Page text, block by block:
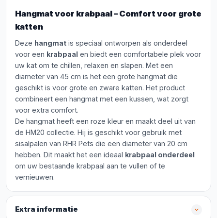
Hangmat voor krabpaal – Comfort voor grote
katten
Deze hangmat is speciaal ontworpen als onderdeel
voor een krabpaal en biedt een comfortabele plek voor
uw kat om te chillen, relaxen en slapen. Met een
diameter van 45 cm is het een grote hangmat die
geschikt is voor grote en zware katten. Het product
combineert een hangmat met een kussen, wat zorgt
voor extra comfort.
De hangmat heeft een roze kleur en maakt deel uit van
de HM20 collectie. Hij is geschikt voor gebruik met
sisalpalen van RHR Pets die een diameter van 20 cm
hebben. Dit maakt het een ideaal krabpaal onderdeel
om uw bestaande krabpaal aan te vullen of te
vernieuwen.
Extra informatie